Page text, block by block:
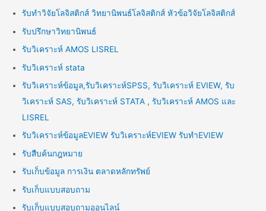
รับทำวิจัยโลจิสติกส์ วิทยานิพนธ์โลจิสติกส์ หัวข้อวิจัยโลจิสติกส์
รับปรึกษาวิทยานิพนธ์
รับวิเคราะห์ AMOS LISREL
รับวิเคราะห์ stata
รับวิเคราะห์ข้อมูล,รับวิเคราะห์SPSS, รับวิเคราะห์ EVIEW, รับ
วิเคราะห์ SAS, รับวิเคราะห์ STATA , รับวิเคราะห์ AMOS และ
LISREL
รับวิเคราะห์ข้อมูลEVIEW รับวิเคราะห์EVIEW รับทำEVIEW
รับสืบค้นกฎหมาย
รับเก็บข้อมูล การเงิน ตลาดหลักทรัพย์
รับเก็บแบบสอบถาม
รับเก็บแบบสอบถามออนไลน์